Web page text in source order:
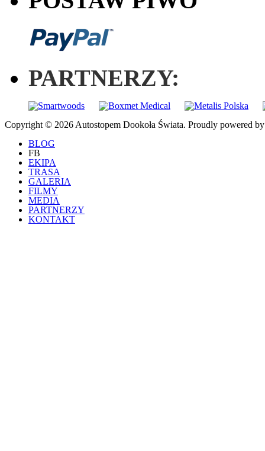
PARTNERZY:
Copyright © 2026 Autostopem Dookoła Świata. Proudly powered
BLOG
FB
EKIPA
TRASA
GALERIA
FILMY
MEDIA
PARTNERZY
KONTAKT